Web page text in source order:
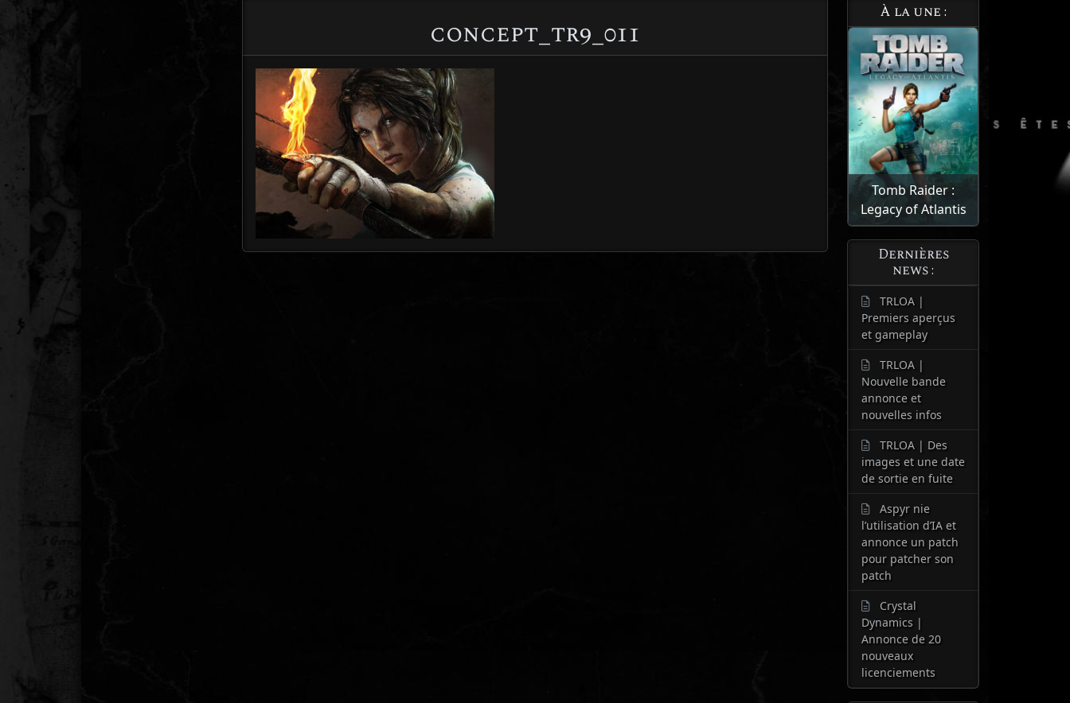
concept_tr9_011
À la une :
Tomb Raider :
Legacy of Atlantis
Dernières
news :
TRLOA |
Premiers aperçus
et gameplay
TRLOA |
Nouvelle bande
annonce et
nouvelles infos
TRLOA | Des
images et une date
de sortie en fuite
Aspyr nie
l’utilisation d’IA et
annonce un patch
pour patcher son
patch
Crystal
Dynamics |
Annonce de 20
nouveaux
licenciements